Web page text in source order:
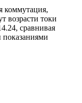
коммутация,
возрасти токи
сравнивая